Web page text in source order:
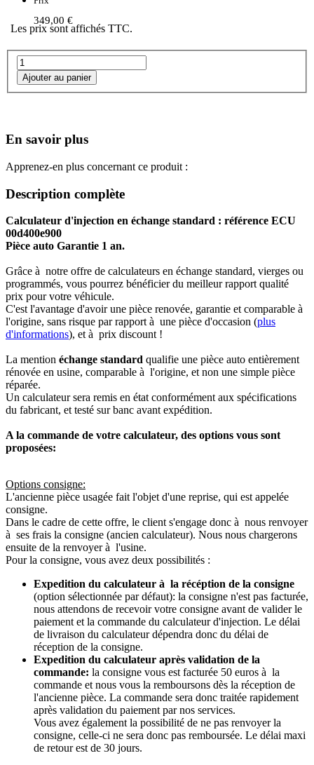
349,00 €
Les prix sont affichés TTC.
En savoir plus
Apprenez-en plus concernant ce produit :
Description complète
Calculateur d'injection en échange standard : référence ECU
00d400e900
Pièce auto Garantie 1 an.
Grâce à notre offre de calculateurs en échange standard, vierges ou
programmés, vous pourrez bénéficier du meilleur rapport qualité
prix pour votre véhicule.
C'est l'avantage d'avoir une pièce renovée, garantie et comparable à
l'origine, sans risque par rapport à une pièce d'occasion (plus
d'informations), et à prix discount !
La mention échange standard qualifie une pièce auto entièrement
rénovée en usine, comparable à l'origine, et non une simple pièce
réparée.
Un calculateur sera remis en état conformément aux spécifications
du fabricant, et testé sur banc avant expédition.
A la commande de votre calculateur, des options vous sont
proposées:
Options consigne:
L'ancienne pièce usagée fait l'objet d'une reprise, qui est appelée
consigne.
Dans le cadre de cette offre, le client s'engage donc à nous renvoyer
à ses frais la consigne (ancien calculateur). Nous nous chargerons
ensuite de la renvoyer à l'usine.
Pour la consigne, vous avez deux possibilités :
Expedition du calculateur à la récéption de la consigne
(option sélectionnée par défaut): la consigne n'est pas facturée,
nous attendons de recevoir votre consigne avant de valider le
paiement et la commande du calculateur d'injection. Le délai
de livraison du calculateur dépendra donc du délai de
réception de la consigne.
Expedition du calculateur après validation de la
commande: la consigne vous est facturée 50 euros à la
commande et nous vous la remboursons dès la réception de
l'ancienne pièce. La commande sera donc traitée rapidement
après validation du paiement par nos services.
Vous avez également la possibilité de ne pas renvoyer la
consigne, celle-ci ne sera donc pas remboursée. Le délai maxi
de retour est de 30 jours.